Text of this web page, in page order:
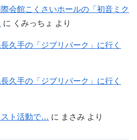
会館こくさいホールの「初音ミク
に くみっちょ より
久手の「ジブリパーク」に行く
久手の「ジブリパーク」に行く
スト活動で… に まさみ より